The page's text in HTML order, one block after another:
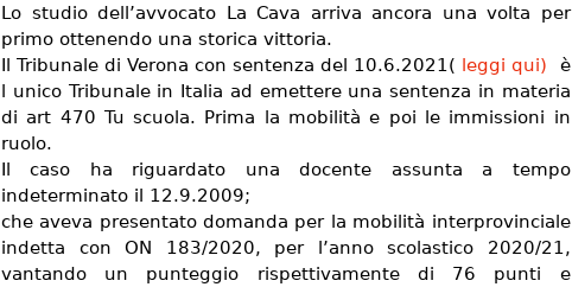
Lo studio dell’avvocato La Cava arriva ancora una volta per
primo ottenendo una storica vittoria.
Il Tribunale di Verona con sentenza del 10.6.2021( leggi qui) è
l unico Tribunale in Italia ad emettere una sentenza in materia
di art 470 Tu scuola. Prima la mobilità e poi le immissioni in
ruolo.
Il caso ha riguardato una docente assunta a tempo
indeterminato il 12.9.2009;
che aveva presentato domanda per la mobilità interprovinciale
indetta con ON 183/2020, per l’anno scolastico 2020/21,
vantando un punteggio rispettivamente di 76 punti e